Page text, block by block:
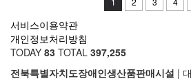
서비스이용약관
개인정보처리방침
TODAY 83 TOTAL 397,255
전북특별자치도장애인생산품판매시설 |